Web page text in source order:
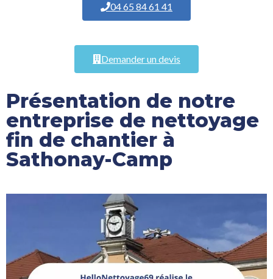
04 65 84 61 41
Demander un devis
Présentation de notre
entreprise de nettoyage
fin de chantier à
Sathonay-Camp